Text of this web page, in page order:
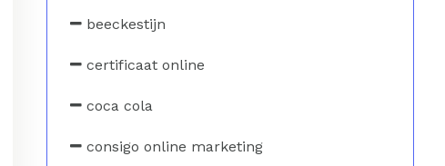
beeckestijn
certificaat online
coca cola
consigo online marketing